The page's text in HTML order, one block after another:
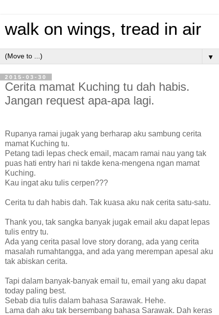
walk on wings, tread in air
▼
2015-03-30
Cerita mamat Kuching tu dah habis.
Jangan request apa-apa lagi.
Rupanya ramai jugak yang berharap aku sambung cerita
mamat Kuching tu.
Petang tadi lepas check email, macam ramai nau yang tak
puas hati entry hari ni takde kena-mengena ngan mamat
Kuching.
Kau ingat aku tulis cerpen???
Cerita tu dah habis dah. Tak kuasa aku nak cerita satu-satu.
Thank you, tak sangka banyak jugak email aku dapat lepas
tulis entry tu.
Ada yang cerita pasal love story dorang, ada yang cerita
masalah rumahtangga, and ada yang merempan apesal aku
tak abiskan cerita.
Tapi dalam banyak-banyak email tu, email yang aku dapat
today paling best.
Sebab dia tulis dalam bahasa Sarawak. Hehe.
Lama dah aku tak bersembang bahasa Sarawak. Dah keras